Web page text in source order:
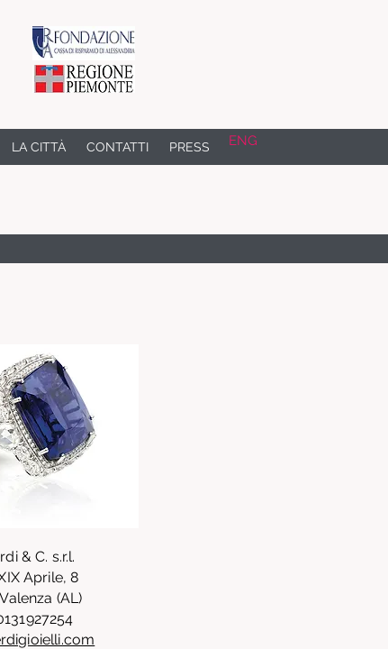
LA CITTÀ CONTATTI PRESS ENG
& C. s.r.l.
Aprile, 8
(AL)